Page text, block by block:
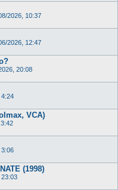
2026, 10:37
2026, 12:47
20:08
4:24
VCA)
3:06
(1998)